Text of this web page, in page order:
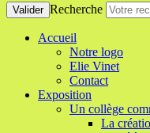
Valider Recherche
Accueil
Notre logo
Elie Vinet
Contact
Exposition
Un collège
La